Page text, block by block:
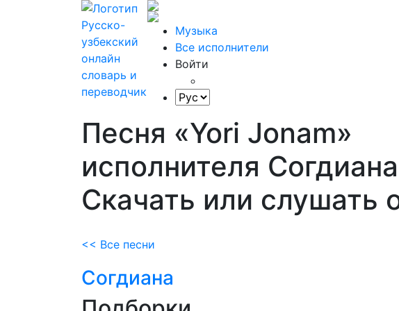
Музыка
Все исполнители
Войти
Песня «Yori Jonam»
исполнителя
Скачать или слушать
<< Все песни
Согдиана